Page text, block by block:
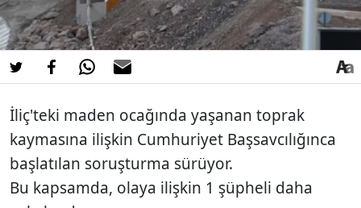
İliç'teki maden ocağında yaşanan toprak
kaymasına ilişkin Cumhuriyet Başsavcılığınca
başlatılan soruşturma sürüyor.
Bu kapsamda, olaya ilişkin 1 şüpheli daha